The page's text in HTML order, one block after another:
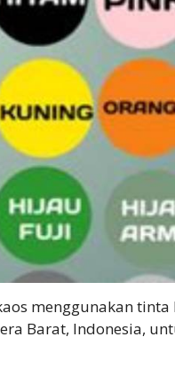
menggunakan
Barat, Indonesia,